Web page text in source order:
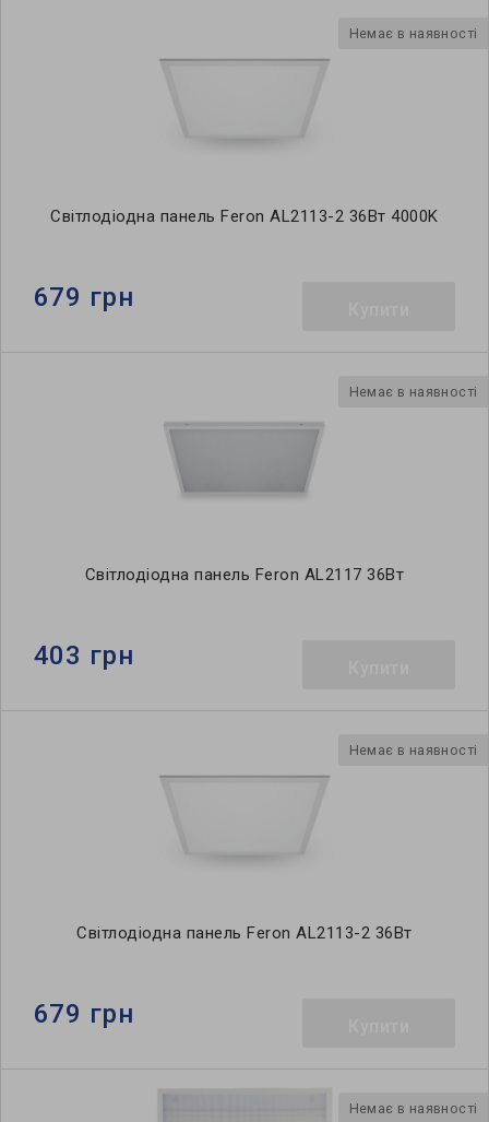
Немає в наявності
Світлодіодна панель Feron AL2113-2 36Вт 4000K
679 грн
Немає в наявності
Світлодіодна панель Feron AL2117 36Вт
403 грн
Немає в наявності
Світлодіодна панель Feron AL2113-2 36Вт
679 грн
Немає в наявності